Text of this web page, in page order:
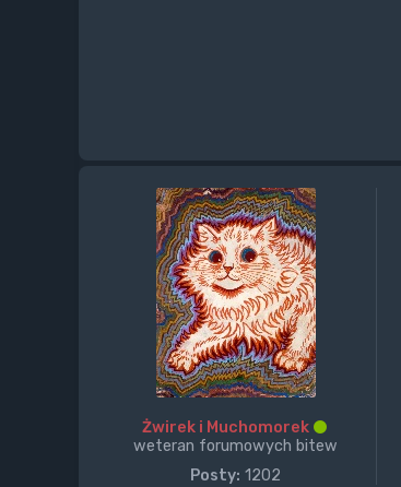
Żwirek i Muchomorek
weteran forumowych bitew
Posty: 1202